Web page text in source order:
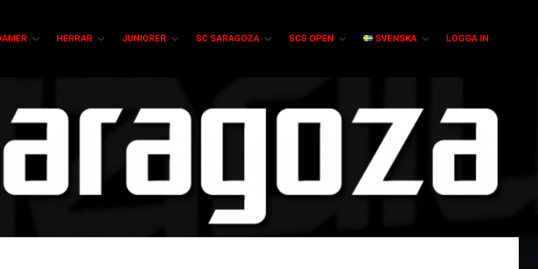
HERRAR JUNIORER SC SARAGOZA SCS OPEN SVENSKA LOGGA IN